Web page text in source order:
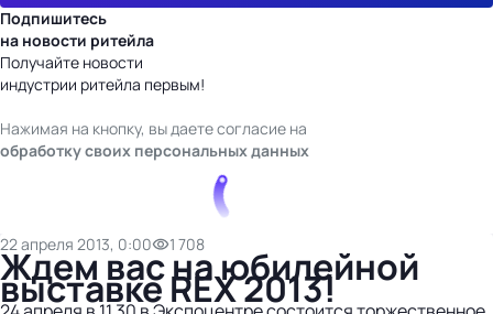
Подпишитесь
на новости ритейла
Получайте новости
индустрии ритейла первым!
Нажимая на кнопку, вы даете согласие на
обработку своих персональных данных
22 апреля 2013, 0:00 1 708
Ждем вас на юбилейной
выставке REX 2013!